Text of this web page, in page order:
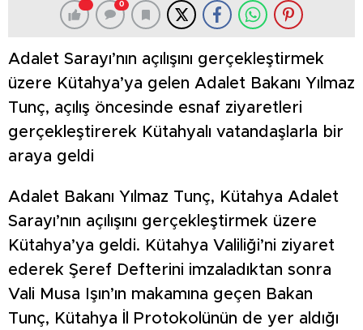
0
Adalet Sarayı’nın açılışını gerçekleştirmek
üzere Kütahya’ya gelen Adalet Bakanı Yılmaz
Tunç, açılış öncesinde esnaf ziyaretleri
gerçekleştirerek Kütahyalı vatandaşlarla bir
araya geldi
Adalet Bakanı Yılmaz Tunç, Kütahya Adalet
Sarayı’nın açılışını gerçekleştirmek üzere
Kütahya’ya geldi. Kütahya Valiliği’ni ziyaret
ederek Şeref Defterini imzaladıktan sonra
Vali Musa Işın’ın makamına geçen Bakan
Tunç, Kütahya İl Protokolünün de yer aldığı